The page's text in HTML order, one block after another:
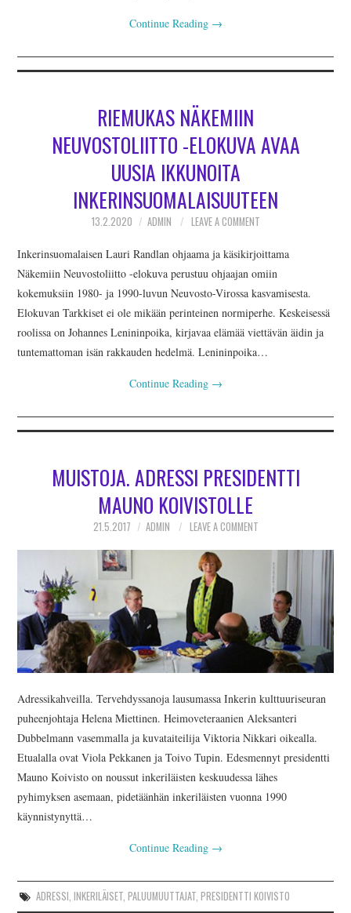
KULTTUURISEURA RY
KOTIMUSEO
MERKKIHENKILÖT
INKERILÄINEN
PERHEALBUMI
VIRTUAALI-INKERI
BLOGI
Continue Reading →
RIEMUKAS NÄKEMIIN
NEUVOSTOLIITTO -ELOKUVA AVAA
UUSIA IKKUNOITA
INKERINSUOMALAISUUTEEN
13.2.2020 ADMIN LEAVE A COMMENT
Inkerinsuomalaisen Lauri Randlan ohjaama ja käsikirjoittama
Näkemiin Neuvostoliitto -elokuva perustuu ohjaajan omiin
kokemuksiin 1980- ja 1990-luvun Neuvosto-Virossa kasvamisesta.
Elokuvan Tarkkiset ei ole mikään perinteinen normiperhe. Keskeisessä
roolissa on Johannes Lenininpoika, kirjavaa elämää viettävän äidin ja
tuntemattoman isän rakkauden hedelmä. Lenininpoika…
Continue Reading →
MUISTOJA. ADRESSI PRESIDENTTI
MAUNO KOIVISTOLLE
21.5.2017 ADMIN LEAVE A COMMENT
Adressikahveilla. Tervehdyssanoja lausumassa Inkerin kulttuuriseuran
puheenjohtaja Helena Miettinen. Heimoveteraanien Aleksanteri
Dubbelmann vasemmalla ja kuvataiteilija Viktoria Nikkari oikealla.
Etualalla ovat Viola Pekkanen ja Toivo Tupin. Edesmennyt presidentti
Mauno Koivisto on noussut inkeriläisten keskuudessa lähes
pyhimyksen asemaan, pidetäänhän inkeriläisten vuonna 1990
käynnistynyttä…
Continue Reading →
ADRESSI, INKERILÄISET, PALUUMUUTTAJAT, PRESIDENTTI KOIVISTO